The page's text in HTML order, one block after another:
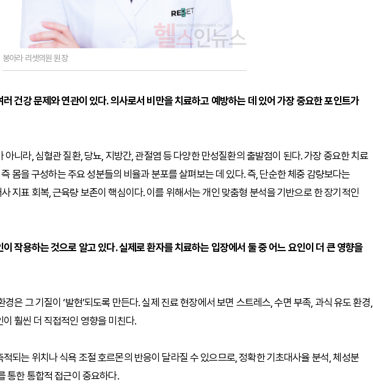
봉아라 리셋의원 원장
건강 문제와 연관이 있다. 의사로서 비만을 치료하고 예방하는 데 있어 가장 중요한 포인트가
아니라, 심혈관 질환, 당뇨, 지방간, 관절염 등 다양한 만성질환의 출발점이 된다. 가장 중요한 치료
즉 몸을 구성하는 주요 성분들의 비율과 분포를 살펴보는 데 있다. 즉, 단순한 체중 감량보다는
지표 회복, 근육량 보존이 핵심이다. 이를 위해서는 개인 맞춤형 분석을 기반으로 한 장기적인
작용하는 것으로 알고 있다. 실제로 환자를 치료하는 입장에서 둘 중 어느 요인이 더 큰 영향을
경은 그 기질이 ‘발현’되도록 만든다. 실제 진료 현장에서 보면 스트레스, 수면 부족, 과식 유도 환경,
훨씬 더 직접적인 영향을 미친다.
되는 위치나 식욕 조절 호르몬의 반응이 달라질 수 있으므로, 정확한 기초대사율 분석, 체성분
통한 통합적 접근이 중요하다.